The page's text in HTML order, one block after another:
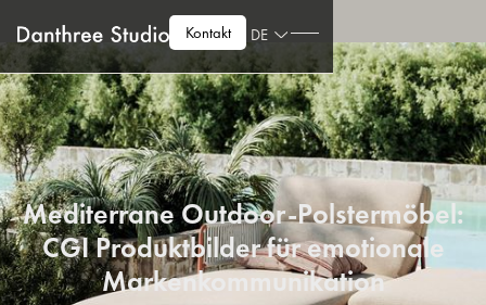
Kontakt DE
Mediterrane Outdoor-Polstermöbel:
CGI Produktbilder für emotionale
Markenkommunikation